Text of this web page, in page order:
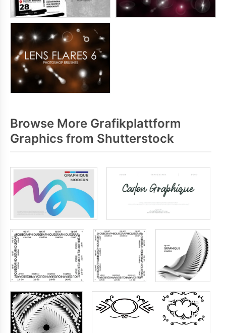
Browse More Grafikplattform
Graphics from Shutterstock